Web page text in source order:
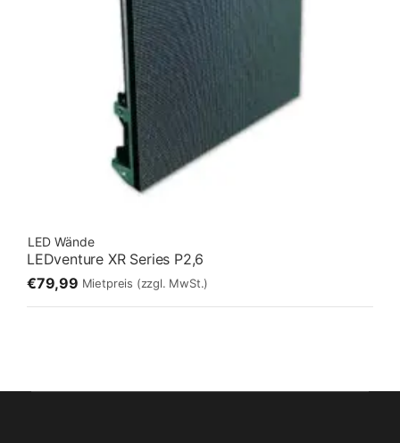
LED Wände
LEDventure XR Series P2,6
€79,99 Mietpreis (zzgl. MwSt.)